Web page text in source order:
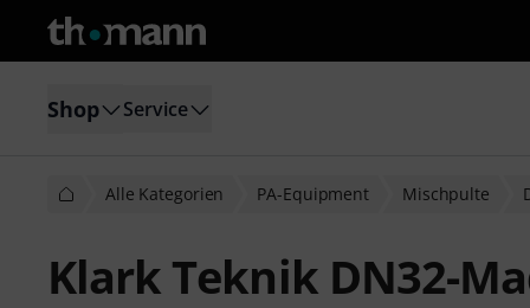
Shop Service
Alle Kategorien PA-Equipment Mischpulte
Klark Teknik DN32-